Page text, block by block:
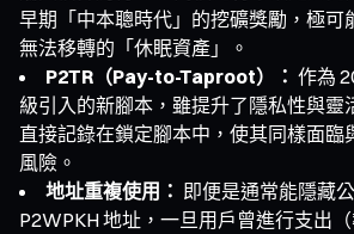
早期「中本聰時代」的挖礦獎勵，極可
無法移轉的「休眠資產」。
P2TR（Pay-to-Taproot）： 作為
級引入的新腳本，雖提升了隱私性與靈
直接記錄在鎖定腳本中，使其同樣面臨
風險。
地址重複使用： 即便是通常能隱藏
P2WPKH 地址，一旦用戶曾進行支出